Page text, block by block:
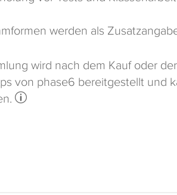
werden als
wird nach dem Kauf oder
von phase6 bereitgestellt und